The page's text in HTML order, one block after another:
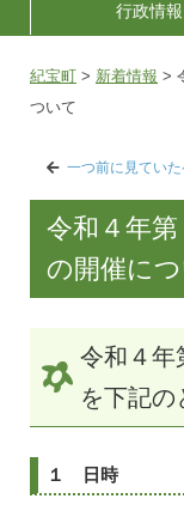
行政情報
紀宝町 > 新着情報 >
ついて
一つ前に見てい
令和４年
の開催に
令和４年
を下記の
１ 日時